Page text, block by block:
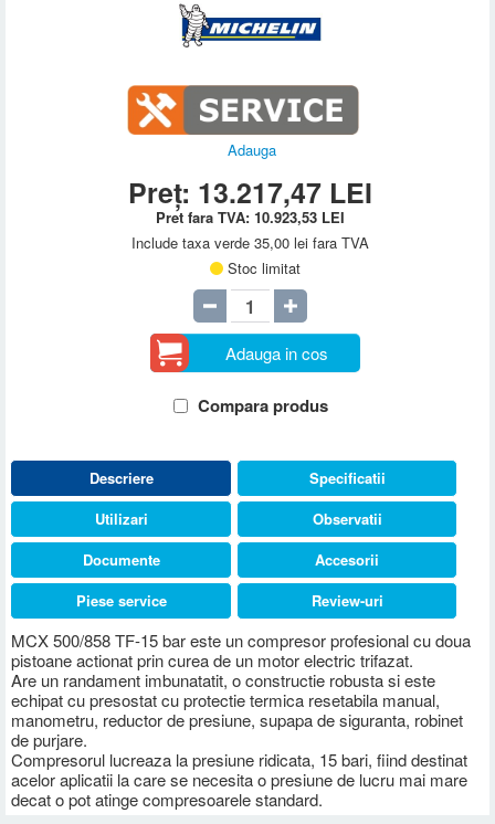
Adauga
Preț: 13.217,47 LEI
Pret fara TVA:10.923,53 LEI
Include taxa verde 35,00 lei fara TVA
Stoc limitat
Adauga in cos
Compara produs
Descriere
MCX 500/858 TF-15 bar este un compresor profesional cu doua
pistoane actionat prin curea de un motor electric trifazat.
Are un randament imbunatatit, o constructie robusta si este
echipat cu presostat cu protectie termica resetabila manual,
manometru, reductor de presiune, supapa de siguranta, robinet
de purjare.
Compresorul lucreaza la presiune ridicata, 15 bari, fiind destinat
acelor aplicatii la care se necesita o presiune de lucru mai mare
decat o pot atinge compresoarele standard.
Specificatii
Utilizari
Observatii
Documente
Accesorii
Piese service
Review-uri